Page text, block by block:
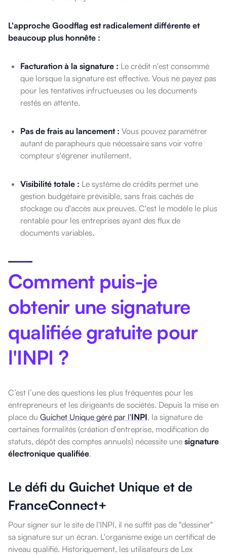
L'approche Goodflag est radicalement différente et
beaucoup plus honnête :
Facturation à la signature : Le crédit n'est consommé
que lorsque la signature est effective. Vous ne payez pas
pour les tentatives infructueuses ou les documents
restés en attente.
Pas de frais au lancement : Vous pouvez paramétrer
autant de parapheurs que nécessaire sans voir votre
compteur s'égrener inutilement.
Visibilité totale : Le système de crédits permet une
gestion budgétaire prévisible, sans frais cachés de
stockage ou d'accès aux preuves. C'est le modèle le plus
rentable pour les entreprises ayant des flux de
documents variables.
Comment puis-je
obtenir une signature
qualifiée gratuite pour
l'INPI ?
C’est l’une des questions les plus fréquentes pour les
entrepreneurs et les dirigeants de sociétés. Depuis la mise en
place du Guichet Unique géré par l'INPI, la signature de
certaines formalités (création d'entreprise, modification de
statuts, dépôt des comptes annuels) nécessite une signature
électronique qualifiée.
Le défi du Guichet Unique et de
FranceConnect+
Pour signer sur le site de l'INPI, il ne suffit pas de "dessiner"
sa signature sur un écran. L'organisme exige un certificat de
niveau qualifié. Historiquement, les utilisateurs de Lex